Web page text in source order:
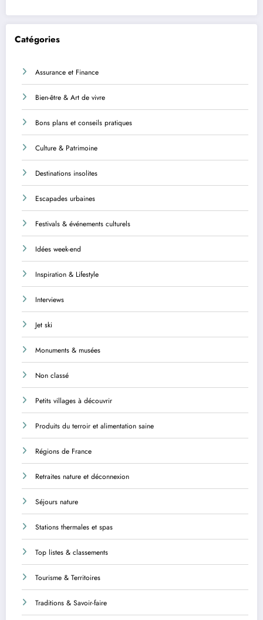
Catégories
Assurance et Finance
Bien-être & Art de vivre
Bons plans et conseils pratiques
Culture & Patrimoine
Destinations insolites
Escapades urbaines
Festivals & événements culturels
Idées week-end
Inspiration & Lifestyle
Interviews
Jet ski
Monuments & musées
Non classé
Petits villages à découvrir
Produits du terroir et alimentation saine
Régions de France
Retraites nature et déconnexion
Séjours nature
Stations thermales et spas
Top listes & classements
Tourisme & Territoires
Traditions & Savoir-faire